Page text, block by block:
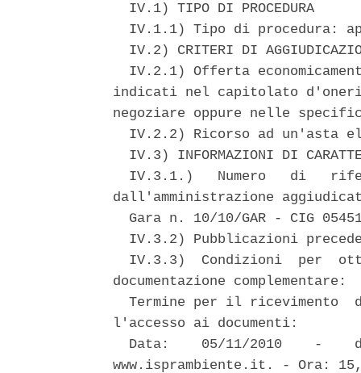
  IV.1) TIPO DI PROCEDURA
IV.1.1) Tipo di procedura:
IV.2) CRITERI DI
IV.2.1) Offerta
indicati nel capitolato
negoziare oppure nelle
IV.2.2) Ricorso ad un'asta
IV.3) INFORMAZIONI DI
IV.3.1.)   Numero   di
dall'amministrazione
Gara n. 10/10/GAR - CIG
IV.3.2) Pubblicazioni
IV.3.3)  Condizioni  per
documentazione complementare:
Termine per il ricevimento
l'accesso ai documenti:
Data:    05/11/2010    -
www.isprambiente.it. - Ora: